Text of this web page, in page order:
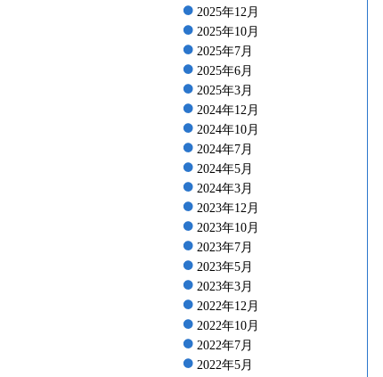
2025年12月
2025年10月
2025年7月
2025年6月
2025年3月
2024年12月
2024年10月
2024年7月
2024年5月
2024年3月
2023年12月
2023年10月
2023年7月
2023年5月
2023年3月
2022年12月
2022年10月
2022年7月
2022年5月